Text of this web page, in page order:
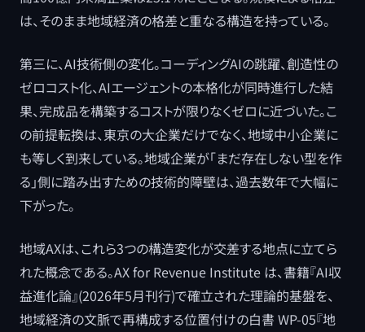
は、そのまま地域経済の格差と重なる構造を持っている。
第三に、AI技術側の変化。コーディングAIの跳躍、創造性の
ゼロコスト化、AIエージェントの本格化が同時進行した結
果、完成品を構築するコストが限りなくゼロに近づいた。こ
の前提転換は、東京の大企業だけでなく、地域中小企業に
も等しく到来している。地域企業が「まだ存在しない型を作
る」側に踏み出すための技術的障壁は、過去数年で大幅に
下がった。
地域AXは、これら3つの構造変化が交差する地点に立てら
れた概念である。AX for Revenue Institute は、書籍『AI収
益進化論』(2026年5月刊行)で確立された理論的基盤を、
地域経済の文脈で再構成する位置付けの白書 WP-05『地